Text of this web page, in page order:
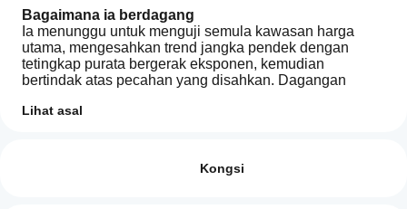
Bagaimana ia berdagang
Ia menunggu untuk menguji semula kawasan harga
utama, mengesahkan trend jangka pendek dengan
tetingkap purata bergerak eksponen, kemudian
bertindak atas pecahan yang disahkan. Dagangan
Semakan spread dan struktur serta had posisi
kira-kira 26 jam secara keseluruhan. Emas biasanya
lebih pantas. Kaki FX biasanya 1 hingga 3 hari.
Lihat asal
Kongsi